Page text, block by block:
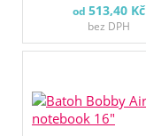
od 513,40 Kč
bez DPH